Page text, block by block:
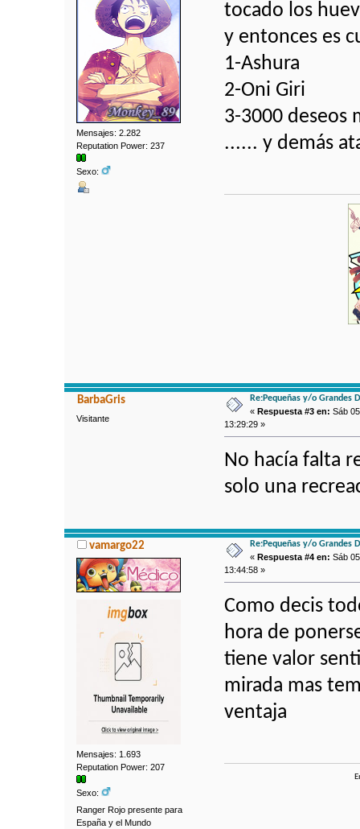
Mensajes: 2.282
Reputation Power: 237
Sexo:
tocado los
y entonces es
1-Ashura
2-Oni Giri
3-3000 deseos
...... y demás
BarbaGris
Visitante
Re:Pequeñas y/o Grandes
«Respuesta #3 en: Sáb
13:29:29 »
No hacía falta
solo una
vamargo22
Mensajes: 1.693
Reputation Power: 207
Sexo:
Ranger Rojo presente para
España y el Mundo
Re:Pequeñas y/o Grandes
«Respuesta #4 en: Sáb
13:44:58 »
Como decis
hora de
tiene valor
mirada mas
ventaja